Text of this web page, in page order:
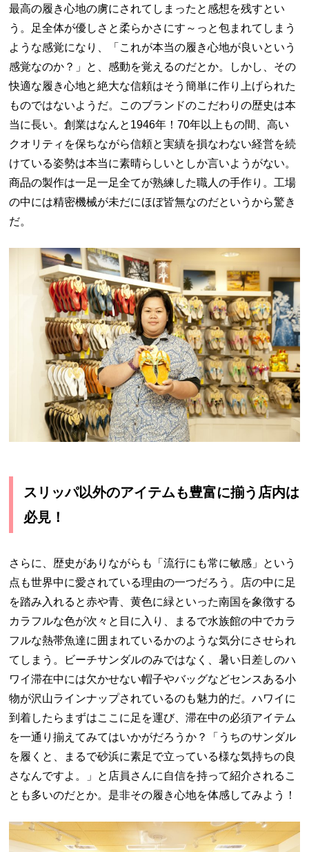
最高の履き心地の虜にされてしまったと感想を残すとい
う。足全体が優しさと柔らかさにす～っと包まれてしまう
ような感覚になり、「これが本当の履き心地が良いという
感覚なのか？」と、感動を覚えるのだとか。しかし、その
快適な履き心地と絶大な信頼はそう簡単に作り上げられた
ものではないようだ。このブランドのこだわりの歴史は本
当に長い。創業はなんと1946年！70年以上もの間、高い
クオリティを保ちながら信頼と実績を損なわない経営を続
けている姿勢は本当に素晴らしいとしか言いようがない。
商品の製作は一足一足全てが熟練した職人の手作り。工場
の中には精密機械が未だにほぼ皆無なのだというから驚き
だ。
スリッパ以外のアイテムも豊富に揃う店内は
必見！
さらに、歴史がありながらも「流行にも常に敏感」という
点も世界中に愛されている理由の一つだろう。店の中に足
を踏み入れると赤や青、黄色に緑といった南国を象徴する
カラフルな色が次々と目に入り、まるで水族館の中でカラ
フルな熱帯魚達に囲まれているかのような気分にさせられ
てしまう。ビーチサンダルのみではなく、暑い日差しのハ
ワイ滞在中には欠かせない帽子やバッグなどセンスある小
物が沢山ラインナップされているのも魅力的だ。ハワイに
到着したらまずはここに足を運び、滞在中の必須アイテム
を一通り揃えてみてはいかがだろうか？「うちのサンダル
を履くと、まるで砂浜に素足で立っている様な気持ちの良
さなんですよ。」と店員さんに自信を持って紹介されるこ
とも多いのだとか。是非その履き心地を体感してみよう！